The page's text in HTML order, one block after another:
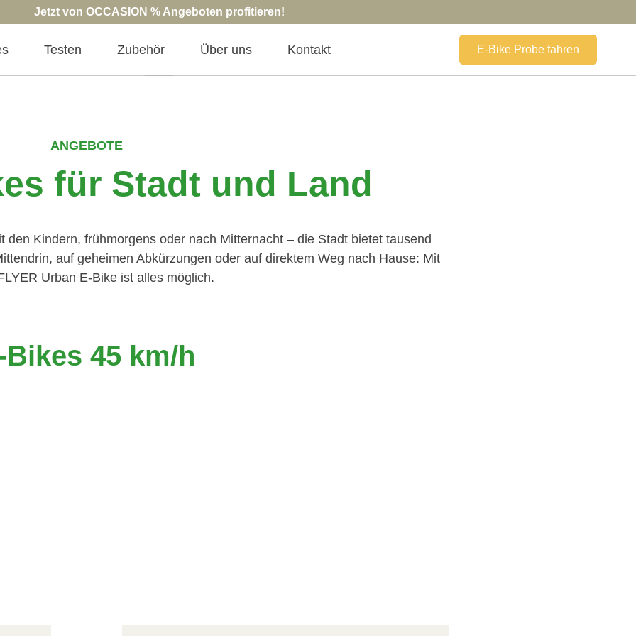
Jetzt von OCCASION % Angeboten profitieren!
Testen Zubehör Über uns Kontakt E-Bike Probe fahren
ANGEBOTE
für Stadt und Land
den Kindern, frühmorgens oder nach Mitternacht – die Stadt bietet tausend
auf geheimen Abkürzungen oder auf direktem Weg nach Hause: Mit
Urban E-Bike ist alles möglich.
Bikes 45 km/h